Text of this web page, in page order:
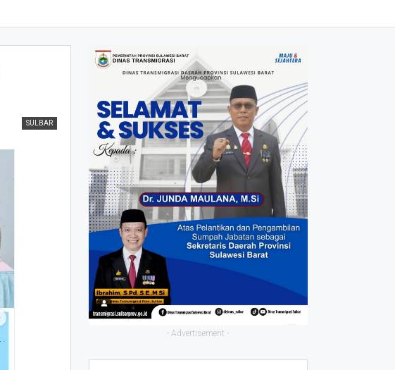
SULBAR
- Advertisement -